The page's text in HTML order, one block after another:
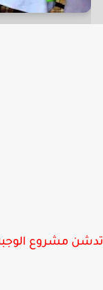
تدشن مشروع الوجبة